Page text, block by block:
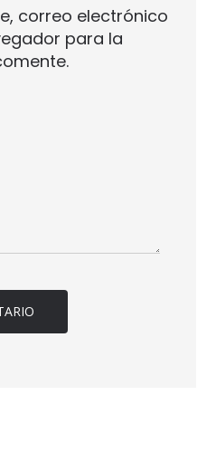
correo electrónico
para la